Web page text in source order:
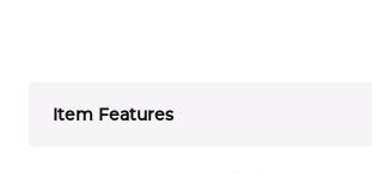
Item Features